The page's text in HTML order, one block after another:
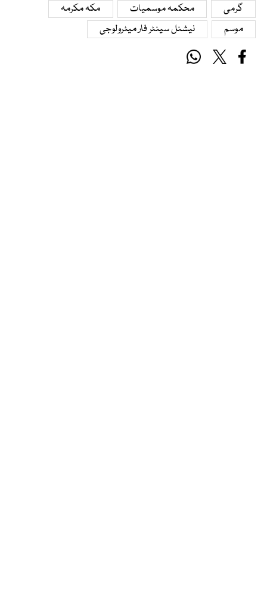
گرمی
محکمہ موسمیات
مکہ مکرمہ
موسم
نیشنل سینٹر فار میٹرولوجی